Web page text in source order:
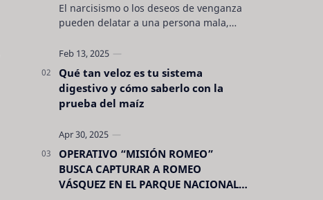
El narcisismo o los deseos de venganza
pueden delatar a una persona mala,
evidentes. Conocerlas puede pro…
Qué tan veloz es tu sistema
digestivo y cómo saberlo con la
prueba del maíz
OPERATIVO “MISIÓN ROMEO”
BUSCA CAPTURAR A ROMEO
VÁSQUEZ EN EL PARQUE NACIONAL